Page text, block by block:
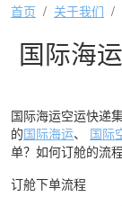
首页 关于我们
国际海
国际海运空运快递
的国际海运、 国际
单？如何订舱的流程
订舱下单流程